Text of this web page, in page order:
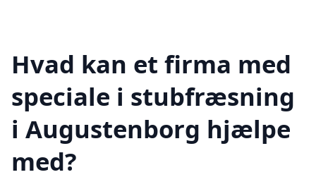
Hvad kan et firma med
speciale i stubfræsning
i Augustenborg hjælpe
med?